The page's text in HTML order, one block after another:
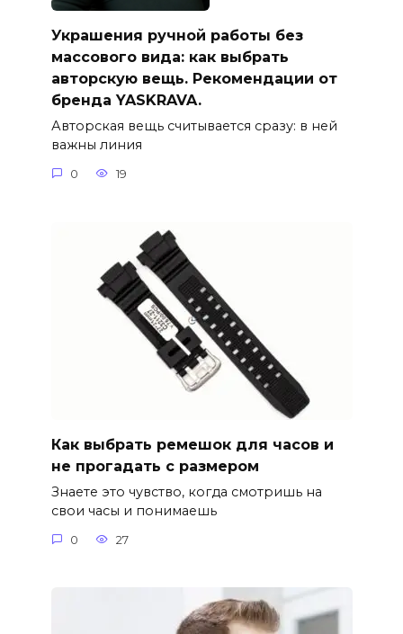
Украшения ручной работы без
массового вида: как выбрать
авторскую вещь. Рекомендации от
бренда YASKRAVA.
Авторская вещь считывается сразу: в ней
важны линия
0 19
Как выбрать ремешок для часов и
не прогадать с размером
Знаете это чувство, когда смотришь на
свои часы и понимаешь
0 27